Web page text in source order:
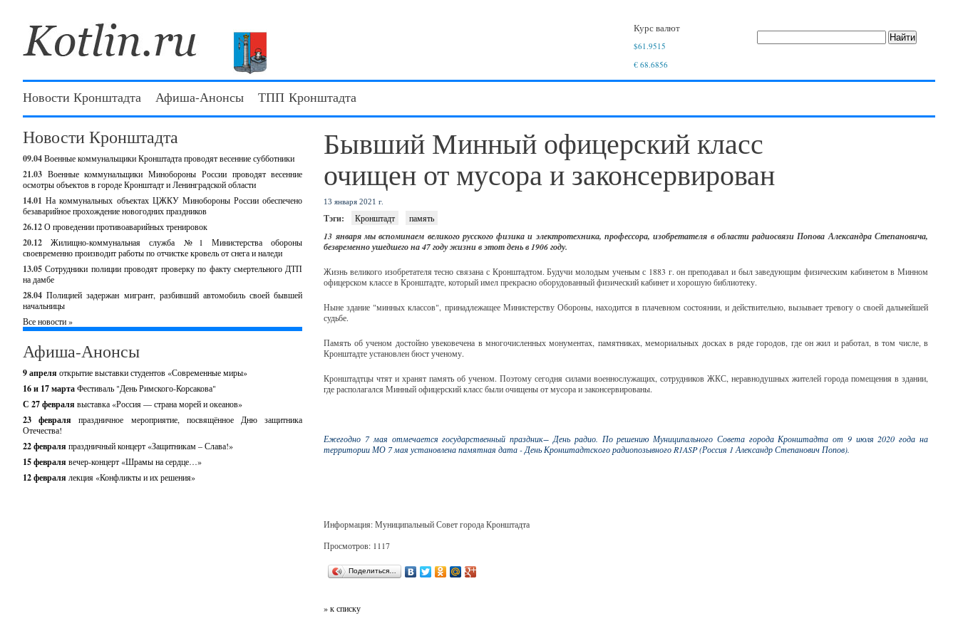
Курс валют
$61.9515
€ 68.6856
Новости Кронштадта Афиша-Анонсы ТПП Кронштадта
Новости Кронштадта
09.04Военные коммунальщики Кронштадта проводят весенние субботники
21.03 Военные коммунальщики Минобороны России проводят весенние
осмотры объектов в городе Кронштадт и Ленинградской области
14.01 На коммунальных объектах ЦЖКУ Минобороны России обеспечено
безаварийное прохождение новогодних праздников
26.12О проведении противоаварийных тренировок
20.12
Жилищно-коммунальная служба №1 Министерства обороны
своевременно производит работы по отчистке кровель от снега и наледи
13.05 Сотрудники полиции проводят проверку по факту смертельного ДТП
на дамбе
28.04 Полицией задержан мигрант, разбивший автомобиль своей бывшей
начальницы
Все новости »
Афиша-Анонсы
9 апреля открытие выставки студентов «Современные миры»
16 и 17 мартаФестиваль "День Римского-Корсакова"
С 27 февраля выставка «Россия — страна морей и океанов»
23 февраляпраздничное мероприятие, посвящённое Дню защитника
Отечества!
22 февраля праздничный концерт «Защитникам – Слава!»
15 февраля вечер-концерт «Шрамы на сердце…»
12 февраля лекция «Конфликты и их решения»
Бывший Минный офицерский класс
очищен от мусора и законсервирован
13 января 2021 г.
Тэги: Кронштадт память
13 января мы вспоминаем великого русского физика и электротехника, профессора, изобретателя в области радиосвязи Попова Александра Степановича,
безвременно ушедшего на 47 году жизни в этот день в 1906 году.
Жизнь великого изобретателя тесно связана с Кронштадтом. Будучи молодым ученым с 1883 г. он преподавал и был заведующим физическим кабинетом в Минном
офицерском классе в Кронштадте, который имел прекрасно оборудованный физический кабинет и хорошую библиотеку.
Ныне здание "минных классов", принадлежащее Министерству Обороны, находится в плачевном состоянии, и действительно, вызывает тревогу о своей дальнейшей
судьбе.
Память об ученом достойно увековечена в многочисленных монументах, памятниках, мемориальных досках в ряде городов, где он жил и работал, в том числе, в
Кронштадте установлен бюст ученому.
Кронштадтцы чтят и хранят память об ученом. Поэтому сегодня силами военнослужащих, сотрудников ЖКС, неравнодушных жителей города помещения в здании,
где располагался Минный офицерский класс были очищены от мусора и законсервированы.
Ежегодно 7 мая отмечается государственный праздник− День радио. По решению Муниципального Совета города Кронштадта от 9 июля 2020 года на
территории МО 7 мая установлена памятная дата - День Кронштадтского радиопозывного R1ASP (Россия 1 Александр Степанович Попов).
Информация: Муниципальный Совет города Кронштадта
Просмотров: 1117
Поделиться…
» к списку